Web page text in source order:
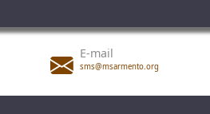
E-mail
sms@msarmento.org